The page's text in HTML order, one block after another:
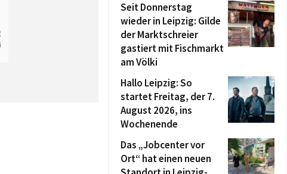
Seit Donnerstag
wieder in Leipzig: Gilde
der Marktschreier
gastiert mit Fischmarkt
am Völki
Hallo Leipzig: So
startet Freitag, der 7.
August 2026, ins
Wochenende
Das „Jobcenter vor
Ort“ hat einen neuen